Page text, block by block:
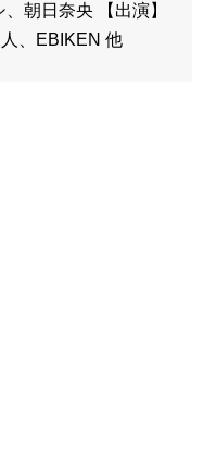
朝日奈央 【出演】
、EBIKEN 他